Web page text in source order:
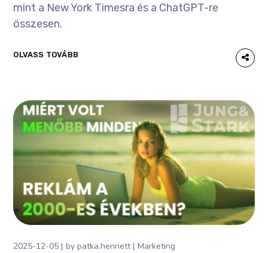
mint a New York Timesra és a ChatGPT-re
összesen.
OLVASS TOVÁBB
2025-12-05 bypatka.henriett Marketing